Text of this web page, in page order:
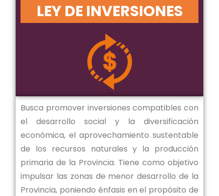
LEY DE INVERSIONES
Busca promover inversiones compatibles con
el desarrollo social y la diversificación
económica, el aprovechamiento sustentable
de los recursos naturales y la producción
primaria de la Provincia. Tiene como objetivo
impulsar las zonas de menor desarrollo de la
Provincia, poniendo énfasis en el propósito de